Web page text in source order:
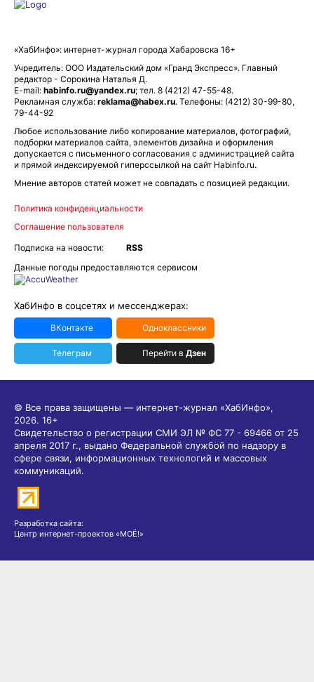
«ХабИнфо»: интернет-журнал города Хабаровска 16+
Учредитель: ООО Издательский дом «Гранд Экспресс». Главный
редактор - Сорокина Наталья Д.
E-mail: habinfo.ru@yandex.ru; тел. 8 (4212) 47-55-48.
Рекламная служба: reklama@habex.ru. Телефоны: (4212) 30-99-80,
79-44-92
Любое использование либо копирование материалов, фотографий,
подборки материалов сайта, элементов дизайна и оформления
допускается с письменного согласования с администрацией сайта
и прямой индексируемой гиперссылкой на сайт Habinfo.ru.
Мнение авторов статей может не совпадать с позицией редакции.
Политика конфиденциальности
Соглашение пользователя
Подписка на новости:
RSS
Данные погоды предоставляются сервисом
ХабИнфо в соцсетях и мессенджерах:
ВКонтакте Одноклассники
Телеграм Перейти в Дзен
© Все права защищены — интернет-журнал «ХабИнфо»,
2026. 16+
Свидетельство о регистрации СМИ ЭЛ № ФС 77 - 69466 от 25
апреля 2017 г., выдано Федеральной службой по надзору в
сфере связи, информационных технологий и массовых
коммуникаций.
Разработка сайта:
Центр интернет-проектов «МОЁ!»